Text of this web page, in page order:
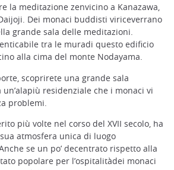
la meditazione zenvicino a Kanazawa,
Dei monaci buddisti viriceverrano
grande sala delle meditazioni.
tra le muradi questo edificio
alla cima del monte Nodayama.
scoprirete una grande sala
residenziale che i monaci vi
problemi.
più volte nel corso del XVII secolo, ha
atmosfera unica di luogo
se un po’ decentrato rispetto alla
popolare per l’ospitalitàdei monaci